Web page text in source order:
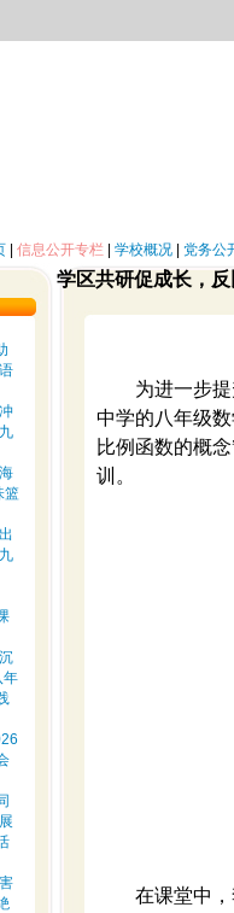
| 信息公开专栏| 学校概况| 党务公
篮
年
学区共研促成长，
为进一步
中学的八年级
比例函数的概
训。
在课堂中